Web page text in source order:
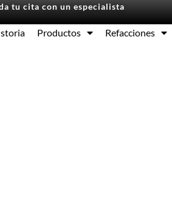
tu cita con un especialista
Productos Refacciones